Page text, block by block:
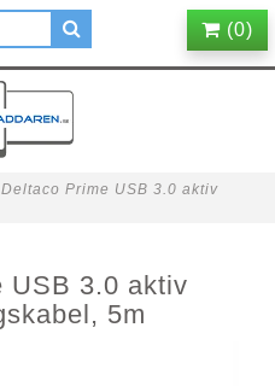
Deltaco Prime USB 3.0 aktiv
USB 3.0 aktiv
5m
(0)